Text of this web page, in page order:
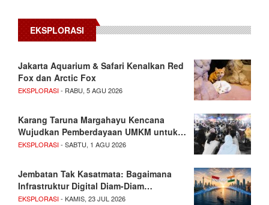
EKSPLORASI
Jakarta Aquarium & Safari Kenalkan Red
Fox dan Arctic Fox
EKSPLORASI- RABU, 5 AGU 2026
Karang Taruna Margahayu Kencana
Wujudkan Pemberdayaan UMKM untuk…
EKSPLORASI- SABTU, 1 AGU 2026
Jembatan Tak Kasatmata: Bagaimana
Infrastruktur Digital Diam-Diam…
EKSPLORASI- KAMIS, 23 JUL 2026